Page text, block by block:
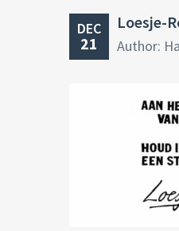
DEC
21
Loesje-
Author: